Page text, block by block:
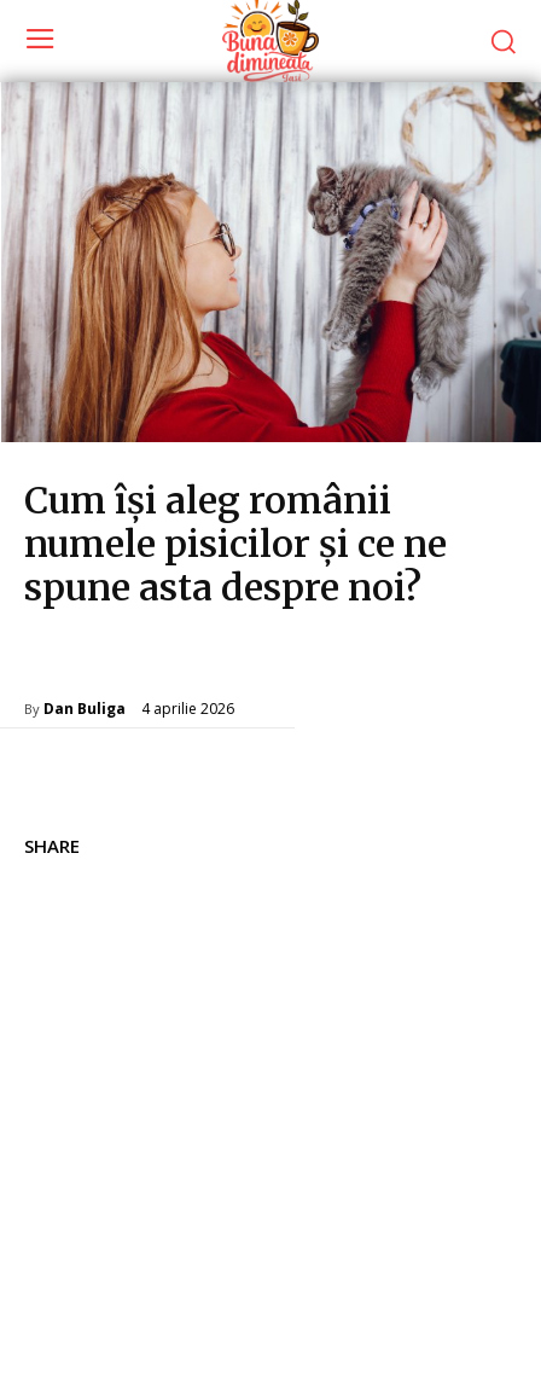
Cum își aleg românii
numele pisicilor și ce ne
spune asta despre noi?
By Dan Buliga 4 aprilie 2026
SHARE